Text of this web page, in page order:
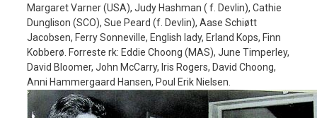
Margaret Varner (USA), Judy Hashman ( f. Devlin), Cathie
Dunglison (SCO), Sue Peard (f. Devlin), Aase Schiøtt
Jacobsen, Ferry Sonneville, English lady, Erland Kops, Finn
Kobberø. Forreste rk: Eddie Choong (MAS), June Timperley,
David Bloomer, John McCarry, Iris Rogers, David Choong,
Anni Hammergaard Hansen, Poul Erik Nielsen.